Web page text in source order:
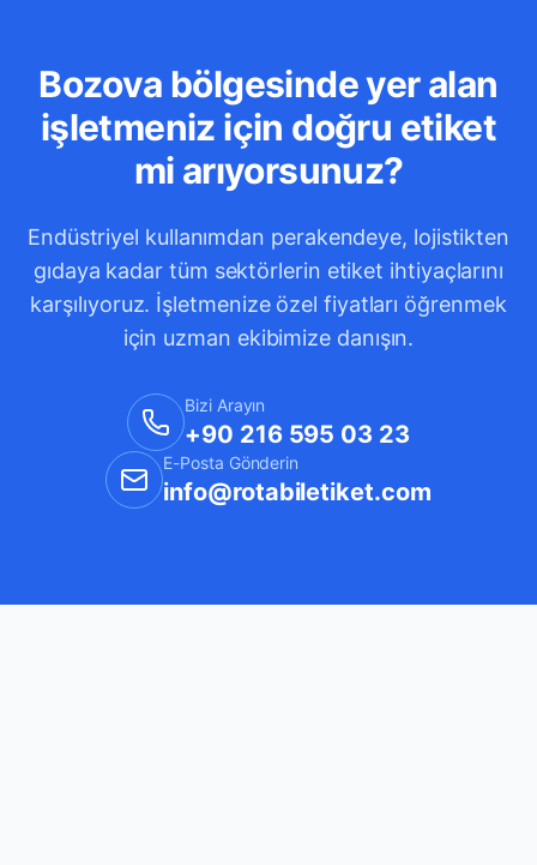
Bozova bölgesinde yer alan
işletmeniz için doğru etiket
mi arıyorsunuz?
Endüstriyel kullanımdan perakendeye, lojistikten
gıdaya kadar tüm sektörlerin etiket ihtiyaçlarını
karşılıyoruz. İşletmenize özel fiyatları öğrenmek
için uzman ekibimize danışın.
Bizi Arayın
+90 216 595 03 23
E-Posta Gönderin
info@rotabiletiket.com